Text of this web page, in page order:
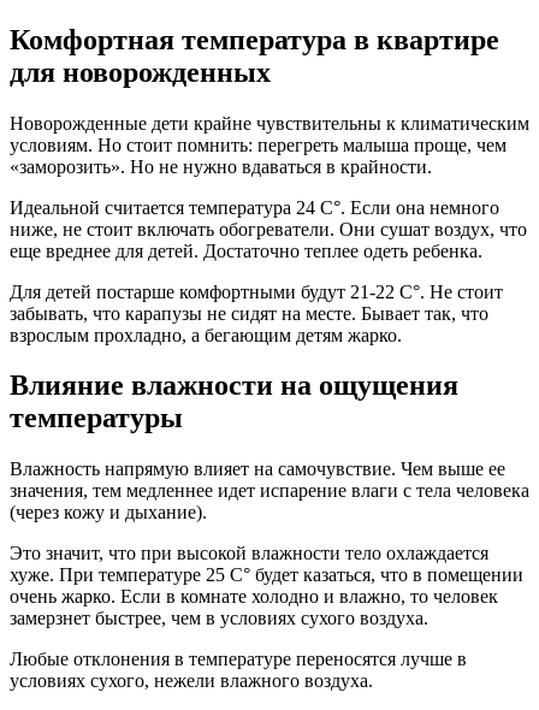
Комфортная температура в квартире
для новорожденных
Новорожденные дети крайне чувствительны к климатическим
условиям. Но стоит помнить: перегреть малыша проще, чем
«заморозить». Но не нужно вдаваться в крайности.
Идеальной считается температура 24 С°. Если она немного
ниже, не стоит включать обогреватели. Они сушат воздух, что
еще вреднее для детей. Достаточно теплее одеть ребенка.
Для детей постарше комфортными будут 21-22 С°. Не стоит
забывать, что карапузы не сидят на месте. Бывает так, что
взрослым прохладно, а бегающим детям жарко.
Влияние влажности на ощущения
температуры
Влажность напрямую влияет на самочувствие. Чем выше ее
значения, тем медленнее идет испарение влаги с тела человека
(через кожу и дыхание).
Это значит, что при высокой влажности тело охлаждается
хуже. При температуре 25 С° будет казаться, что в помещении
очень жарко. Если в комнате холодно и влажно, то человек
замерзнет быстрее, чем в условиях сухого воздуха.
Любые отклонения в температуре переносятся лучше в
условиях сухого, нежели влажного воздуха.